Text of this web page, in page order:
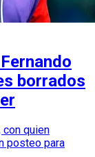
borrados
quien
posteo para